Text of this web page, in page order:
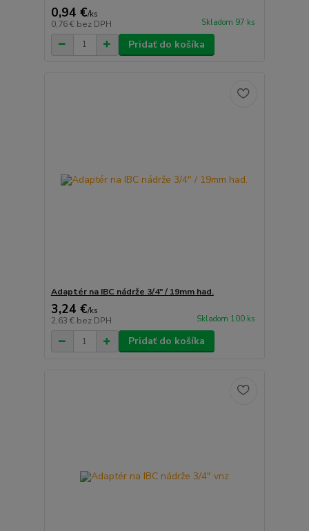
0,94 €/ks
0,76 € bez DPH Skladom 97 ks
Pridať do košíka
Adaptér na IBC nádrže 3/4" / 19mm had.
3,24 €/ks
2,63 € bez DPH Skladom 100 ks
Pridať do košíka